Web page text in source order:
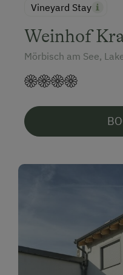
Vineyard Stay
Weinhof
Mörbisch am See,